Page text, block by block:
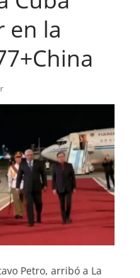
en la
Petro, arribó a La